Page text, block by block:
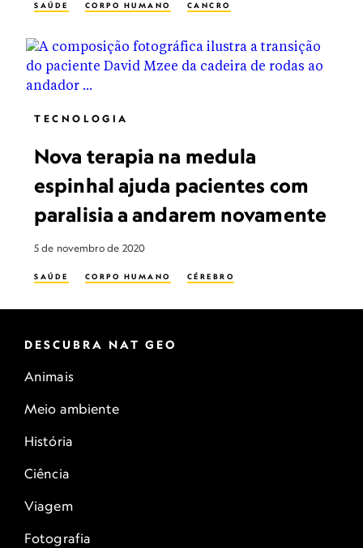
SAÚDE CORPO HUMANO CANCRO
TECNOLOGIA
Nova terapia na medula
espinhal ajuda pacientes com
paralisia a andarem novamente
5 de novembro de 2020
SAÚDE CORPO HUMANO CÉREBRO
DESCUBRA NAT GEO
Animais
Meio ambiente
História
Ciência
Viagem
Fotografia